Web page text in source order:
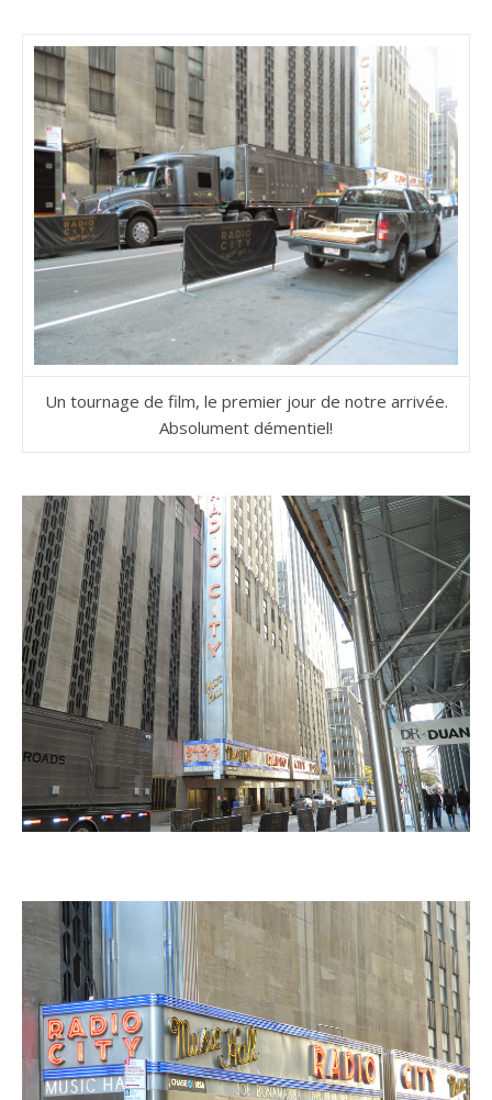
Un tournage de film, le premier jour de notre arrivée.
Absolument démentiel!